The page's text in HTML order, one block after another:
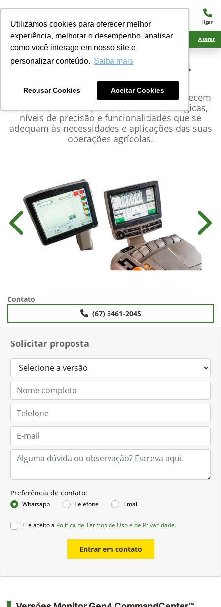
Utilizamos cookies para oferecer melhor
experiência, melhorar o desempenho, analisar
como você interage em nosso site e
personalizar conteúdo. Saiba mais
Recusar Cookies Aceitar Cookies
menu ligar
Ciarama Máquinas Naviraí Alterar
John DeereMonitor Gen4
CommandCenter™
Os monitores e receptores John Deere oferecem
uma variedade de possibilidades tecnológicas,
níveis de precisão e funcionalidades que se
adequam às necessidades e aplicações das suas
operações agrícolas.
Solicitar proposta
Preferência de contato:
Whatsapp Telefone Email
Li e aceito a Política de Termos de Uso e de Privacidade.
Entrar em contato
Anterior
Contato
(67) 3461-2045